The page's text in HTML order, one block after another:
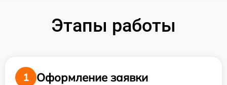
Этапы работы
1
Оформление заявки